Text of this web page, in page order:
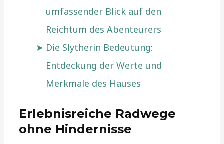
umfassender Blick auf den
Reichtum des Abenteurers
Die Slytherin Bedeutung:
Entdeckung der Werte und
Merkmale des Hauses
Erlebnisreiche Radwege
ohne Hindernisse